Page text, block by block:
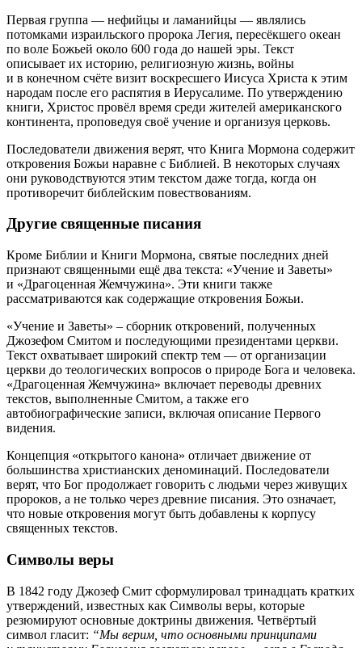
Первая группа — нефийцы и ламанийцы — являлись
потомками израильского пророка Легия, пересёкшего океан
по воле Божьей около 600 года до нашей эры. Текст
описывает их историю, религиозную жизнь, войны
и в конечном счёте визит воскресшего Иисуса Христа к этим
народам после его распятия в Иерусалиме. По утверждению
книги, Христос провёл время среди жителей американского
континента, проповедуя своё учение и организуя церковь.
Последователи движения верят, что Книга Мормона содержит
откровения Божьи наравне с Библией. В некоторых случаях
они руководствуются этим текстом даже тогда, когда он
противоречит библейским повествованиям.
Другие священные писания
Кроме Библии и Книги Мормона, святые последних дней
признают священными ещё два текста: «Учение и Заветы»
и «Драгоценная Жемчужина». Эти книги также
рассматриваются как содержащие откровения Божьи.
«Учение и Заветы» – сборник откровений, полученных
Джозефом Смитом и последующими президентами церкви.
Текст охватывает широкий спектр тем — от организации
церкви до теологических вопросов о природе Бога и человека.
«Драгоценная Жемчужина» включает переводы древних
текстов, выполненные Смитом, а также его
автобиографические записи, включая описание Первого
видения.
Концепция «открытого канона» отличает движение от
большинства христианских деноминаций. Последователи
верят, что Бог продолжает говорить с людьми через живущих
пророков, а не только через древние писания. Это означает,
что новые откровения могут быть добавлены к корпусу
священных текстов.
Символы веры
В 1842 году Джозеф Смит сформулировал тринадцать кратких
утверждений, известных как Символы веры, которые
резюмируют основные доктрины движения. Четвёртый
символ гласит: “Мы верим, что основными принципами